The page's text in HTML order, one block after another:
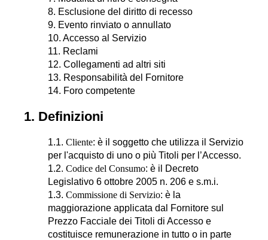
8. Esclusione del diritto di recesso
9. Evento rinviato o annullato
10. Accesso al Servizio
11. Reclami
12. Collegamenti ad altri siti
13. Responsabilità del Fornitore
14. Foro competente
1. Definizioni
1.1. Cliente: è il soggetto che utilizza il Servizio
per l'acquisto di uno o più Titoli per l’Accesso.
1.2. Codice del Consumo: è il Decreto
Legislativo 6 ottobre 2005 n. 206 e s.m.i.
1.3. Commissione di Servizio: è la
maggiorazione applicata dal Fornitore sul
Prezzo Facciale dei Titoli di Accesso e
costituisce remunerazione in tutto o in parte